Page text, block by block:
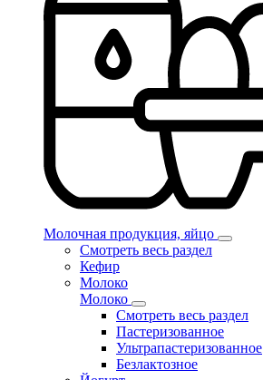
Молочная продукция, яйцо
Смотреть весь раздел
Кефир
Молоко
Молоко
Смотреть весь раздел
Пастеризованное
Ультрапастеризованное
Безлактозное